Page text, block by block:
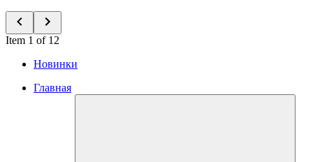
Item 1 of 12
Новинки
Главная